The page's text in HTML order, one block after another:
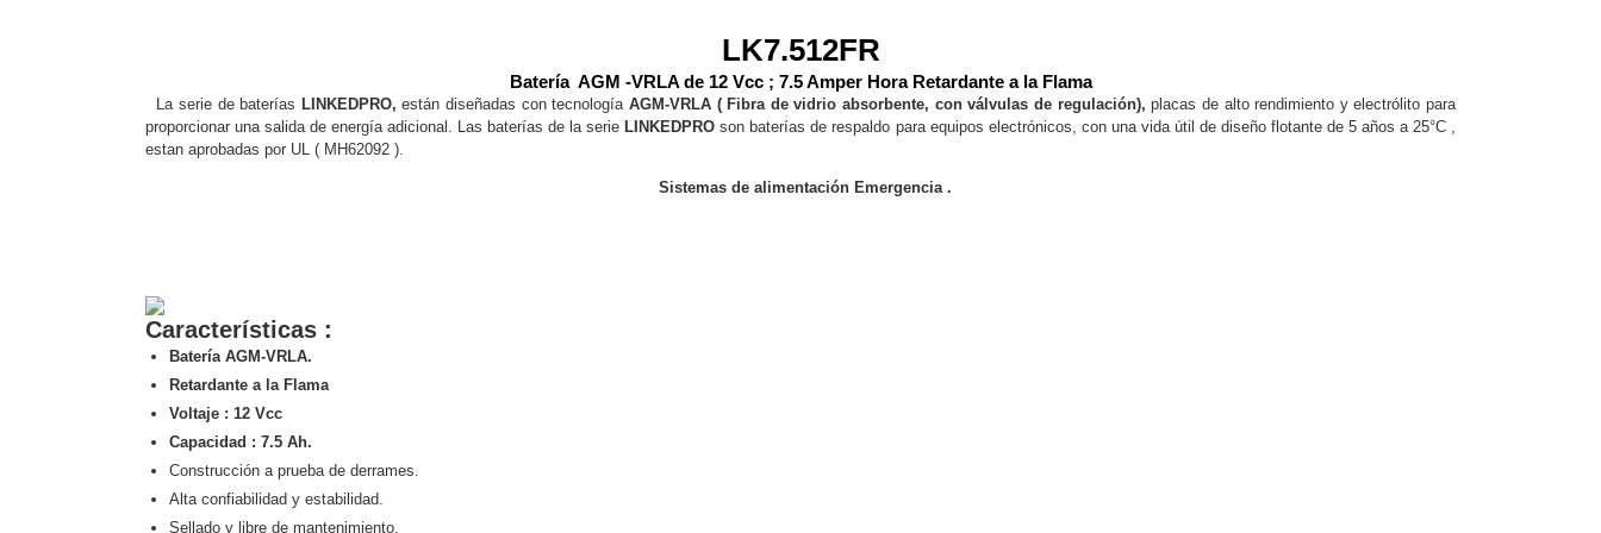
XMR CEIBAII / KAPOK
Videograbadoras Móviles, Dash Cams y Body Cams
Body Cams (Portátiles)Cámaras MóvilesDash Cams
Videoporteros e Interfonos
AccesoriosIntercomunicadores
LK7.512FR
Batería AGM -VRLA de 12 Vcc ; 7.5 Amper Hora Retardante a la Flama
La serie de baterías LINKEDPRO,están diseñadas con tecnología AGM-VRLA ( Fibra de vidrio absorbente, con válvulas de regulación), placas de alto rendimiento y electrólito para
proporcionar una salida de energía adicional. Las baterías de la serie LINKEDPRO son baterías de respaldo para equipos electrónicos, con una vida útil de diseño flotante de 5 años a 25°C ,
estan aprobadas por UL ( MH62092 ).
Sistemas de alimentación Emergencia .
Características :
Batería AGM-VRLA.
Retardante a la Flama
Voltaje : 12 Vcc
Capacidad : 7.5 Ah.
Construcción a prueba de derrames.
Alta confiabilidad y estabilidad.
Sellado y libre de mantenimiento.